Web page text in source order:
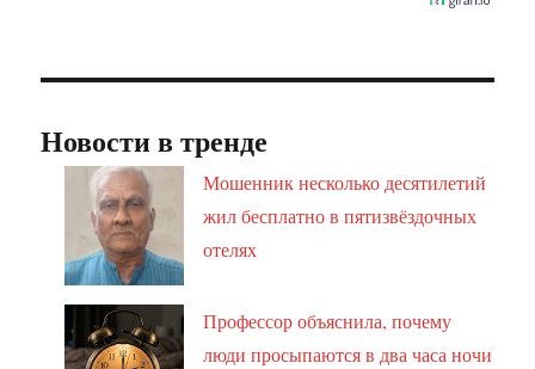
Новости в тренде
Мошенник несколько десятилетий
жил бесплатно в пятизвёздочных
отелях
Профессор объяснила, почему
люди просыпаются в два часа ночи